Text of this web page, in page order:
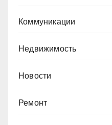
Коммуникации
Недвижимость
Новости
Ремонт